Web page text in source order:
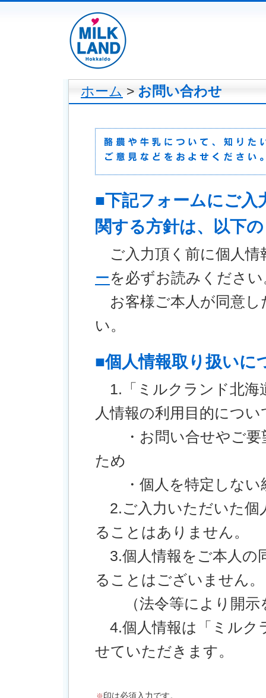
ホーム > お問い合わせ
■下記フォームにご入
関する方針は、以下
ご入力頂く前に個人情
ーを必ずお読みください
お客様ご本人が同意し
い。
■個人情報取り扱いに
1.「ミルクランド北海
人情報の利用目的につい
・お問い合せやご要
ため
・個人を特定しない
2.ご入力いただいた個
ることはありません。
3.個人情報をご本人の
ることはございません。
（法令等により開示
4.個人情報は「ミルク
せていただきます。
※印は必須入力です。